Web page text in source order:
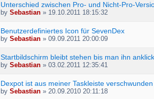
t
a
h
m
n
t
(
)
Unterschied zwischen Pro- und Nicht-Pro-
by Sebastian » 19.10.2011 18:15:32
Benutzerdefiniertes Icon für SevenDex
by Sebastian » 09.09.2011 20:00:09
Startbildschirm bleibt stehen bis man ihn
by Sebastian » 03.02.2011 12:35:41
Dexpot ist aus meiner Taskleiste verschwunden
by Sebastian » 20.09.2010 20:11:18